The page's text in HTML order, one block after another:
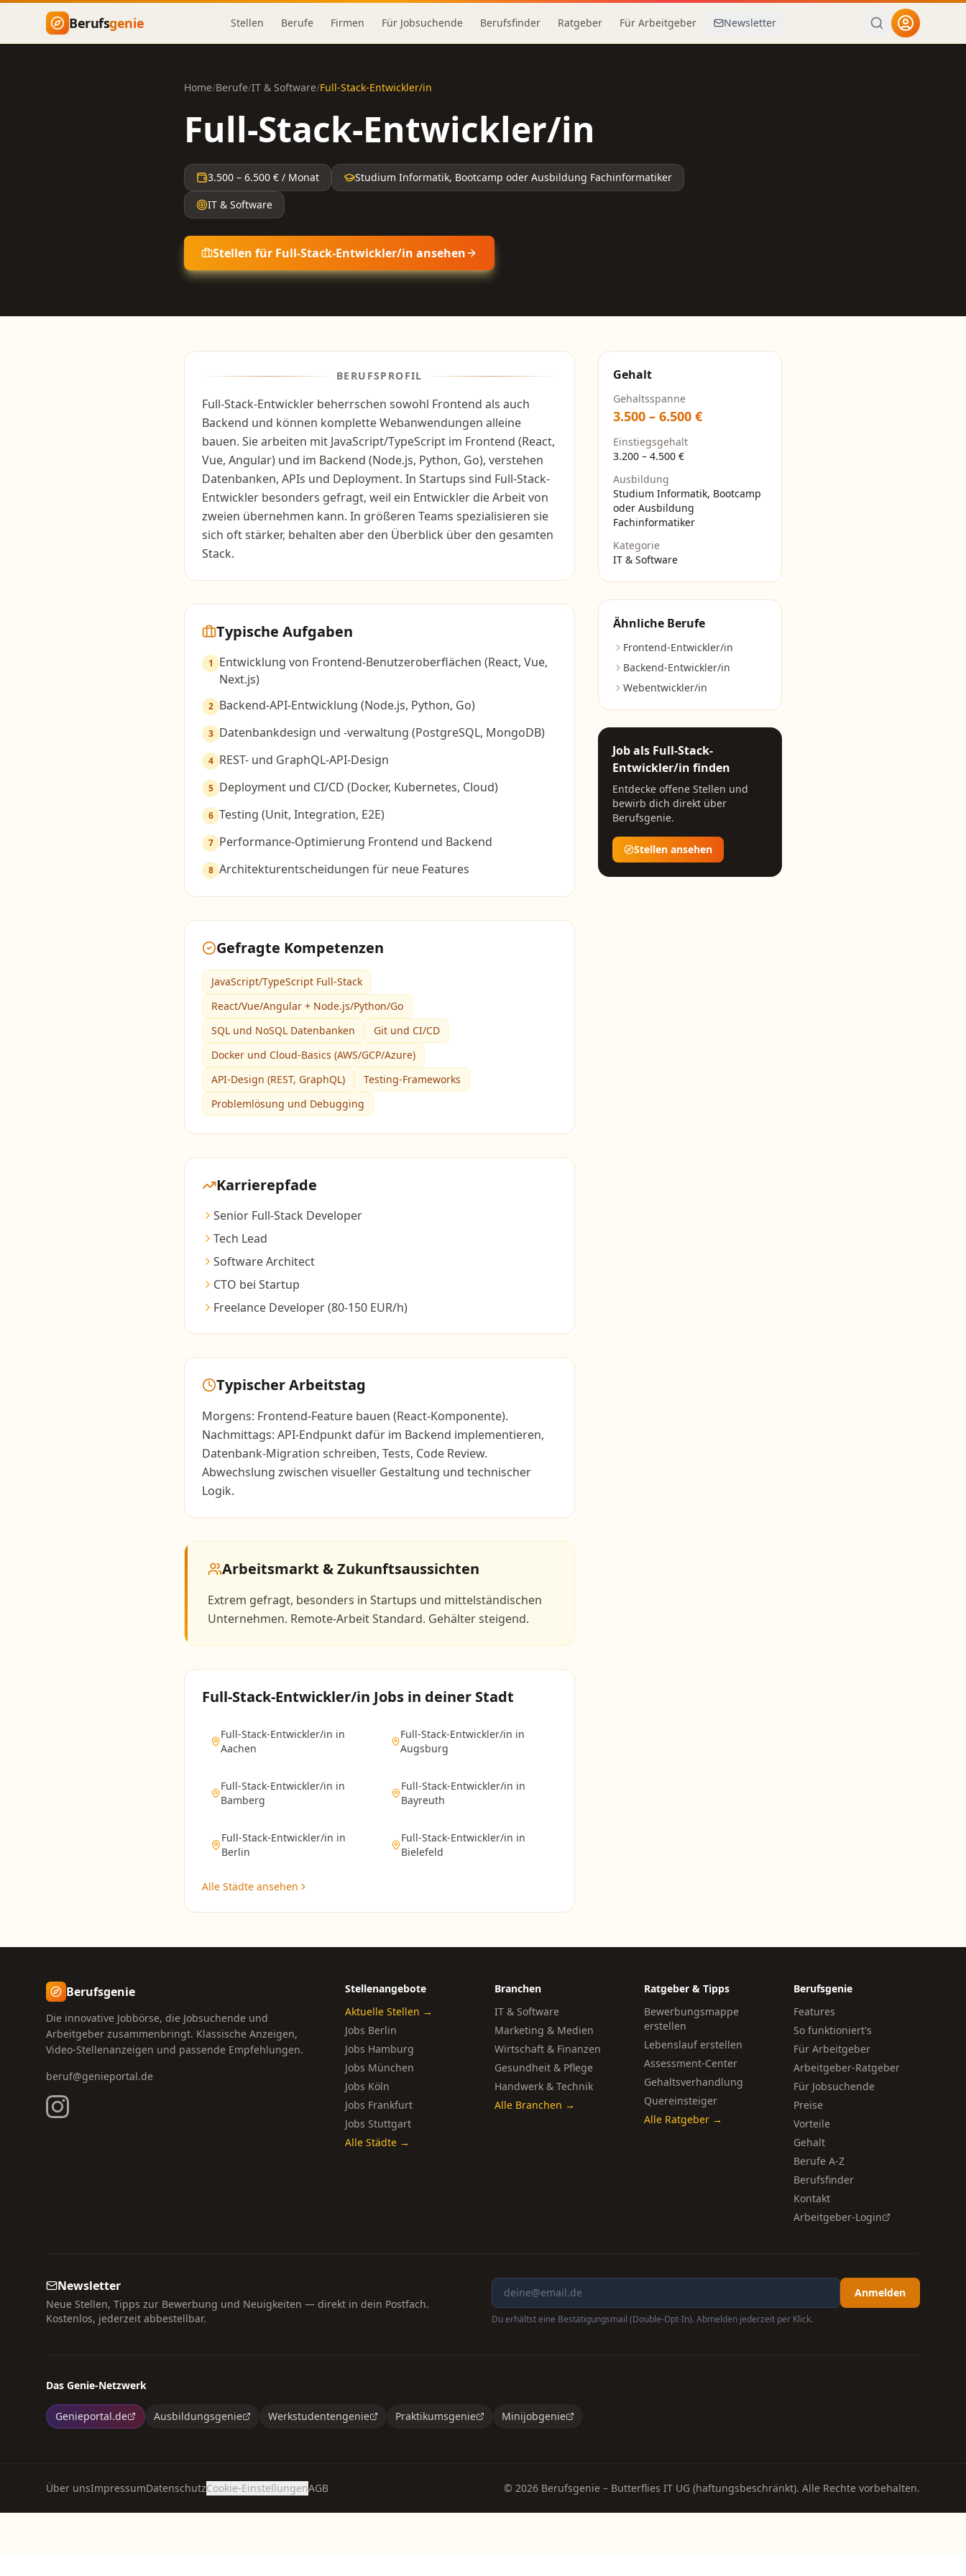
Zum Hauptinhalt springen
Berufsgenie Stellen Berufe Firmen Für Jobsuchende Berufsfinder Ratgeber Für Arbeitgeber Newsletter
Home/Berufe/IT & Software/Full-Stack-Entwickler/in
Full-Stack-Entwickler/in
3.500 – 6.500 € / Monat
Studium Informatik, Bootcamp oder Ausbildung Fachinformatiker
IT & Software
Stellen für Full-Stack-Entwickler/in ansehen
BERUFSPROFIL
Full-Stack-Entwickler beherrschen sowohl Frontend als auch
Backend und können komplette Webanwendungen alleine
bauen. Sie arbeiten mit JavaScript/TypeScript im Frontend (React,
Vue, Angular) und im Backend (Node.js, Python, Go), verstehen
Datenbanken, APIs und Deployment. In Startups sind Full-Stack-
Entwickler besonders gefragt, weil ein Entwickler die Arbeit von
zweien übernehmen kann. In größeren Teams spezialisieren sie
sich oft stärker, behalten aber den Überblick über den gesamten
Stack.
Typische Aufgaben
1
Entwicklung von Frontend-Benutzeroberflächen (React, Vue,
Next.js)
2 Backend-API-Entwicklung (Node.js, Python, Go)
3 Datenbankdesign und -verwaltung (PostgreSQL, MongoDB)
4 REST- und GraphQL-API-Design
5 Deployment und CI/CD (Docker, Kubernetes, Cloud)
6 Testing (Unit, Integration, E2E)
7 Performance-Optimierung Frontend und Backend
8 Architekturentscheidungen für neue Features
Gefragte Kompetenzen
JavaScript/TypeScript Full-Stack
React/Vue/Angular + Node.js/Python/Go
SQL und NoSQL Datenbanken
Git und CI/CD
Docker und Cloud-Basics (AWS/GCP/Azure)
API-Design (REST, GraphQL)
Testing-Frameworks
Problemlösung und Debugging
Karrierepfade
Senior Full-Stack Developer
Tech Lead
Software Architect
CTO bei Startup
Freelance Developer (80-150 EUR/h)
Typischer Arbeitstag
Morgens: Frontend-Feature bauen (React-Komponente).
Nachmittags: API-Endpunkt dafür im Backend implementieren,
Datenbank-Migration schreiben, Tests, Code Review.
Abwechslung zwischen visueller Gestaltung und technischer
Logik.
Arbeitsmarkt & Zukunftsaussichten
Extrem gefragt, besonders in Startups und mittelständischen
Unternehmen. Remote-Arbeit Standard. Gehälter steigend.
Full-Stack-Entwickler/in Jobs in deiner Stadt
Full-Stack-Entwickler/in in
Aachen
Full-Stack-Entwickler/in in
Augsburg
Full-Stack-Entwickler/in in
Bamberg
Full-Stack-Entwickler/in in
Bayreuth
Full-Stack-Entwickler/in in
Berlin
Full-Stack-Entwickler/in in
Bielefeld
Alle Städte ansehen
Gehalt
Gehaltsspanne
3.500 – 6.500 €
Einstiegsgehalt
3.200 – 4.500 €
Ausbildung
Studium Informatik, Bootcamp
oder Ausbildung
Fachinformatiker
Kategorie
IT & Software
Ähnliche Berufe
Frontend-Entwickler/in
Backend-Entwickler/in
Webentwickler/in
Job als Full-Stack-
Entwickler/in finden
Entdecke offene Stellen und
bewirb dich direkt über
Berufsgenie.
Stellen ansehen
Berufsgenie
Die innovative Jobbörse, die Jobsuchende und
Arbeitgeber zusammenbringt. Klassische Anzeigen,
Video-Stellenanzeigen und passende Empfehlungen.
beruf@genieportal.de
Stellenangebote
Aktuelle Stellen →
Jobs Berlin
Jobs Hamburg
Jobs München
Jobs Köln
Jobs Frankfurt
Jobs Stuttgart
Alle Städte →
Branchen
IT & Software
Marketing & Medien
Wirtschaft & Finanzen
Gesundheit & Pflege
Handwerk & Technik
Alle Branchen →
Ratgeber & Tipps
Bewerbungsmappe
erstellen
Lebenslauf erstellen
Assessment-Center
Gehaltsverhandlung
Quereinsteiger
Alle Ratgeber →
Berufsgenie
Features
So funktioniert's
Für Arbeitgeber
Arbeitgeber-Ratgeber
Für Jobsuchende
Preise
Vorteile
Gehalt
Berufe A-Z
Berufsfinder
Kontakt
Arbeitgeber-Login
Newsletter
Neue Stellen, Tipps zur Bewerbung und Neuigkeiten — direkt in dein Postfach.
Kostenlos, jederzeit abbestellbar.
Anmelden
Du erhältst eine Bestätigungsmail (Double-Opt-In). Abmelden jederzeit per Klick.
Das Genie-Netzwerk
Genieportal.de Ausbildungsgenie Werkstudentengenie Praktikumsgenie Minijobgenie
Über unsImpressumDatenschutzCookie-EinstellungenAGB © 2026 Berufsgenie – Butterflies IT UG (haftungsbeschränkt). Alle Rechte vorbehalten.